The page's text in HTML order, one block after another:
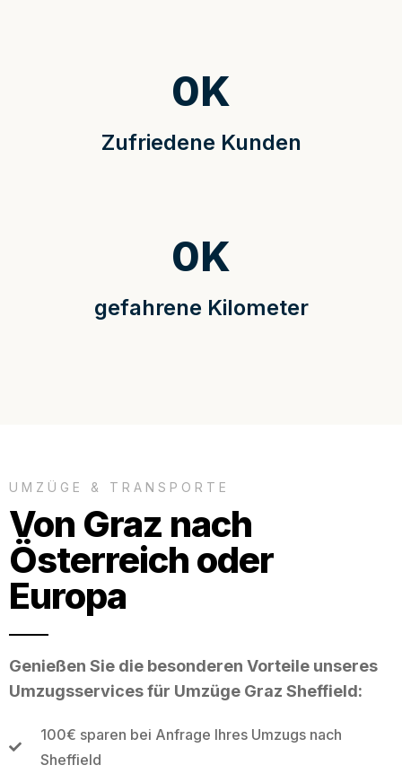
Zufriedene Kunden
0K
gefahrene Kilometer
0K
UMZÜGE & TRANSPORTE
Von Graz nach
Österreich oder
Europa
Genießen Sie die besonderen Vorteile unseres
Umzugsservices für Umzüge Graz Sheffield:
100€ sparen bei Anfrage Ihres Umzugs nach
Sheffield